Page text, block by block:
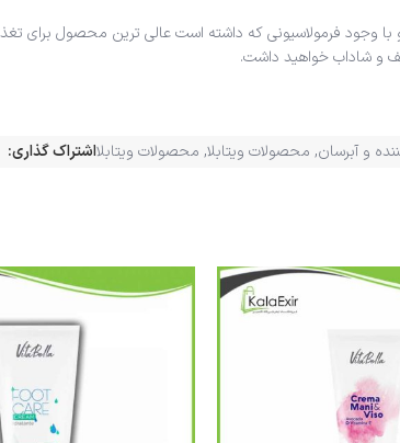
وجود فرمولاسیونی که داشته است عالی ترین محصول برای
و شاداب خواهید داشت.
و آبرسان, محصولات ویتابلا, محصولات ویتابلااشتراک گذاری: